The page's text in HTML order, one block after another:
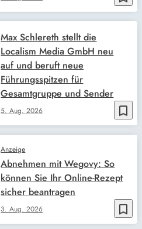
bookmark_border
5. Aug. 2026
Max Schlereth stellt die
Localism Media GmbH neu
auf und beruft neue
Führungsspitzen für
Gesamtgruppe und Sender
bookmark_border
Anzeige
3. Aug. 2026
Abnehmen mit Wegovy: So
können Sie Ihr Online-Rezept
sicher beantragen